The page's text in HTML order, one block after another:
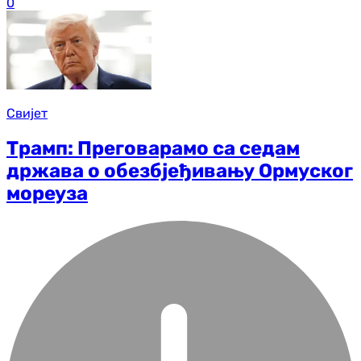
Свијет
Трамп: Преговарамо са седам
држава о обезбјеђивању Ормуског
мореуза